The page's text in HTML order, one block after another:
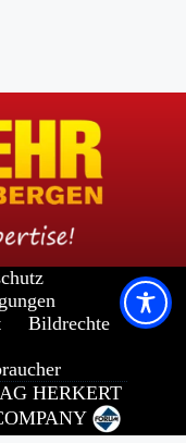
Bildrechte
HERKERT